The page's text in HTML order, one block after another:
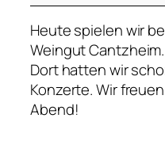
E
L
E
S
Heute spielen wir
Weingut Cantzheim.
Dort hatten wir
Konzerte. Wir
Abend!